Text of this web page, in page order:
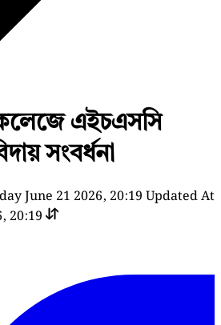
এইচএসসি
সংবর্ধনা
June 21 2026, 20:19 Updated At
20:19